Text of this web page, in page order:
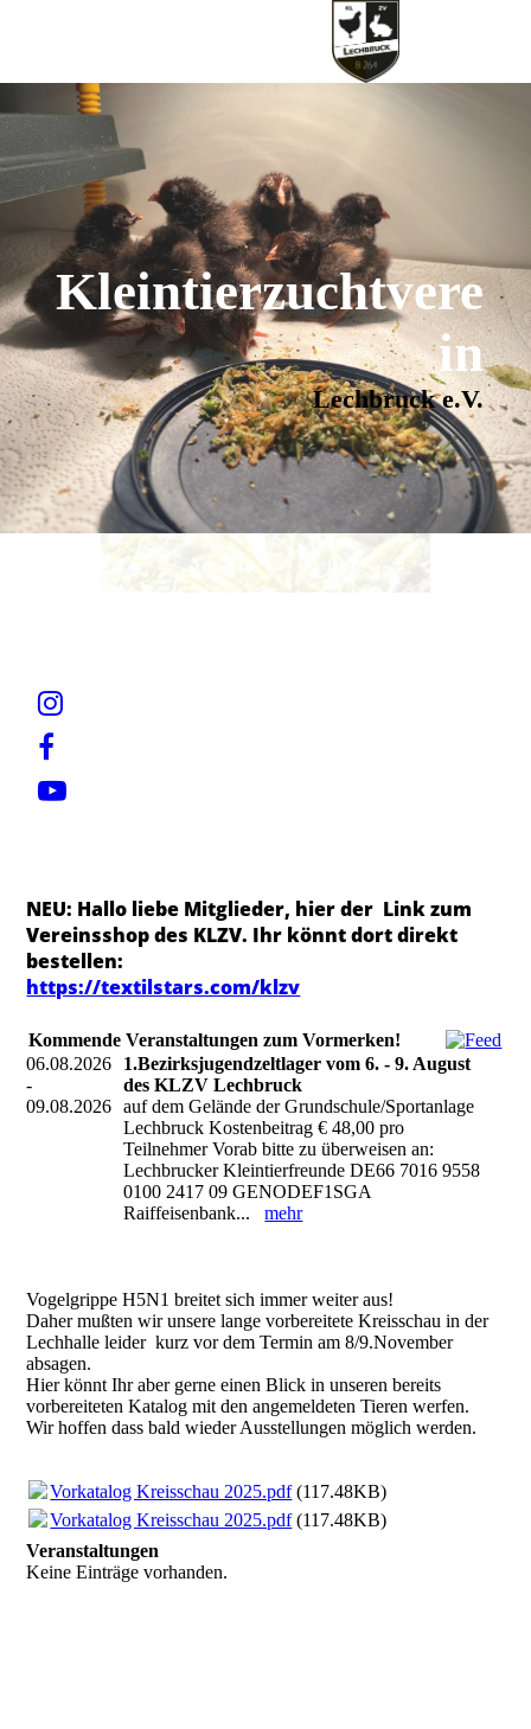
Kleintierzuchtvere
in
Lechbruck e.V.
NEU: Hallo liebe Mitglieder, hier der Link zum
Vereinsshop des KLZV. Ihr könnt dort direkt
bestellen:
https://textilstars.com/klzv
Kommende Veranstaltungen zum Vormerken!
06.08.2026
-
09.08.2026
1.Bezirksjugendzeltlager vom 6. - 9. August
des KLZV Lechbruck
auf dem Gelände der Grundschule/Sportanlage
Lechbruck Kostenbeitrag € 48,00 pro
Teilnehmer Vorab bitte zu überweisen an:
Lechbrucker Kleintierfreunde DE66 7016 9558
0100 2417 09 GENODEF1SGA
Raiffeisenbank...mehr
Vogelgrippe H5N1 breitet sich immer weiter aus!
Daher mußten wir unsere lange vorbereitete Kreisschau in der
Lechhalle leider kurz vor dem Termin am 8/9.November
absagen.
Hier könnt Ihr aber gerne einen Blick in unseren bereits
vorbereiteten Katalog mit den angemeldeten Tieren werfen.
Wir hoffen dass bald wieder Ausstellungen möglich werden.
Vorkatalog Kreisschau 2025.pdf(117.48KB)
Vorkatalog Kreisschau 2025.pdf(117.48KB)
Veranstaltungen
Keine Einträge vorhanden.